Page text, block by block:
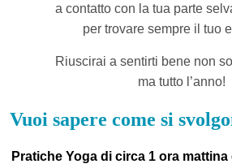
a contatto con la tua parte
per trovare sempre il tuo
Riuscirai a sentirti bene non
ma tutto l’anno!
Vuoi sapere come si
Pratiche Yoga di circa 1 ora